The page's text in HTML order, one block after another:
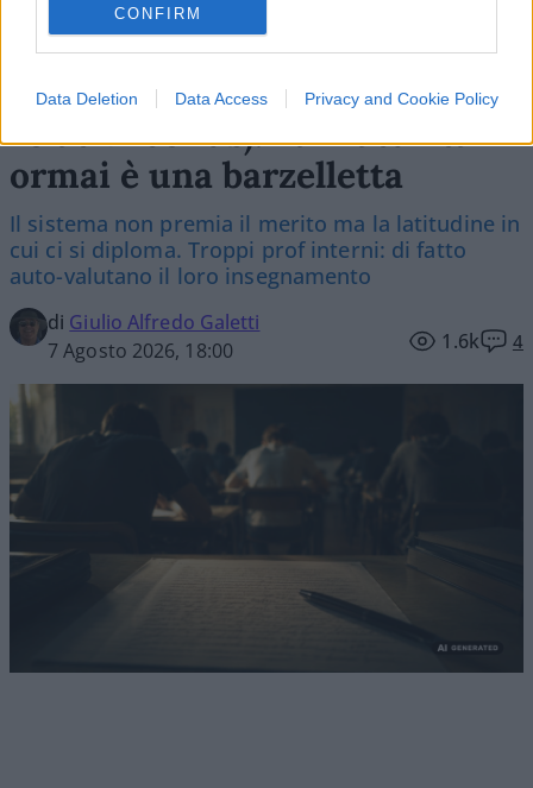
CONFIRM
Data Deletion Data Access Privacy and Cookie Policy
Più lodi al Sud che al Nord (e
relativi bonus). La maturità
ormai è una barzelletta
Il sistema non premia il merito ma la latitudine in
cui ci si diploma. Troppi prof interni: di fatto
auto-valutano il loro insegnamento
di Giulio Alfredo Galetti
7 Agosto 2026, 18:00
1.6k 4